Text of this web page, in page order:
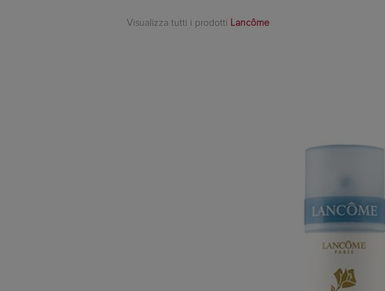
Visualizza tutti i prodotti Lancôme